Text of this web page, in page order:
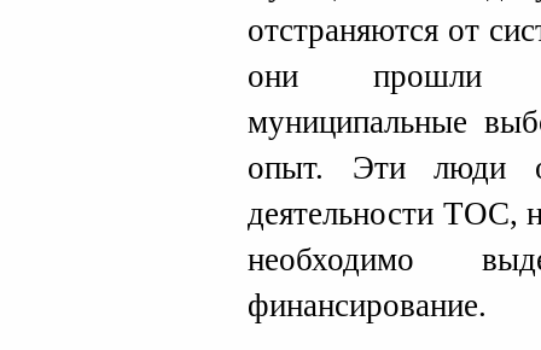
отстраняются от
они прошли
муниципальные
опыт. Эти люди
деятельности ТОС,
необходимо
финансирование.